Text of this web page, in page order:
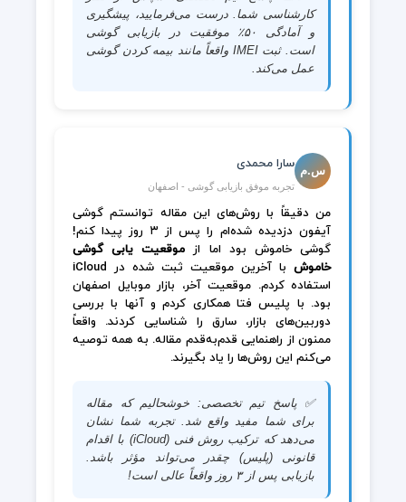
کارشناسی شما. درست می‌فرمایید، پیشگیری
و آمادگی ۵۰٪ موفقیت در بازیابی گوشی
است. ثبت IMEI واقعاً مانند بیمه کردن گوشی
عمل می‌کند.
س.م سارا محمدی
تجربه موفق بازیابی گوشی - اصفهان
من دقیقاً با روش‌های این مقاله توانستم گوشی
آیفون دزدیده شده‌ام را پس از ۳ روز پیدا کنم!
گوشی خاموش بود اما از موقعیت یابی گوشی
خاموش
با آخرین موقعیت ثبت شده در iCloud
استفاده کردم. موقعیت آخر، بازار موبایل اصفهان
بود. با پلیس فتا همکاری کردم و آنها با بررسی
دوربین‌های بازار، سارق را شناسایی کردند. واقعاً
ممنون از راهنمایی قدم‌به‌قدم مقاله. به همه توصیه
می‌کنم این روش‌ها را یاد بگیرند.
✅ پاسخ تیم تخصصی: خوشحالیم که مقاله
برای شما مفید واقع شد. تجربه شما نشان
می‌دهد که ترکیب روش فنی (iCloud) با اقدام
قانونی (پلیس) چقدر می‌تواند مؤثر باشد.
بازیابی پس از ۳ روز واقعاً عالی است!